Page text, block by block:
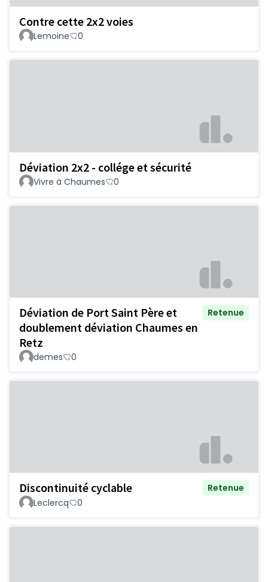
Contre cette 2x2 voies
Lemoine 0
Déviation 2x2 - collége et sécurité
Vivre à Chaumes 0
Déviation de Port Saint Père et
doublement déviation Chaumes en
Retz
Retenue
demes 0
Discontinuité cyclable
Retenue
Leclercq
0